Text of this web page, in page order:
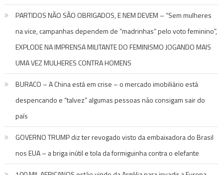
PARTIDOS NÃO SÃO OBRIGADOS, E NEM DEVEM – “Sem mulheres
na vice, campanhas dependem de “madrinhas” pelo voto feminino”,
EXPLODE NA IMPRENSA MILITANTE DO FEMINISMO JOGANDO MAIS
UMA VEZ MULHERES CONTRA HOMENS
BURACO – A China está em crise – o mercado imobiliário está
despencando e “talvez” algumas pessoas não consigam sair do
país
GOVERNO TRUMP diz ter revogado visto da embaixadora do Brasil
nos EUA – a briga inútil e tola da formiguinha contra o elefante